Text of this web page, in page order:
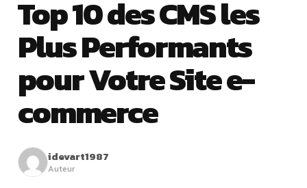
Top 10 des CMS les
Plus Performants
pour Votre Site e-
commerce
idevart1987
Auteur